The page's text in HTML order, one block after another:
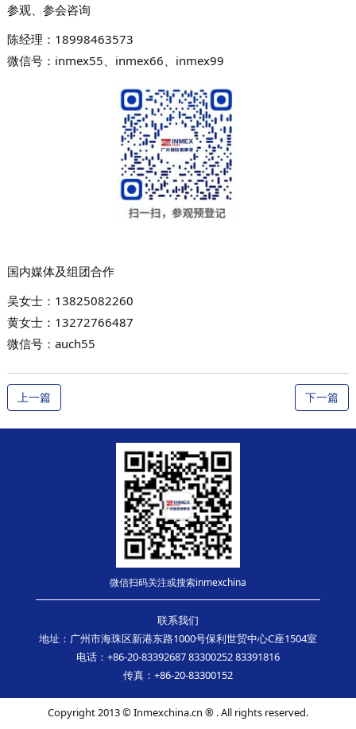
参观、参会咨询
陈经理： 18998463573
微信号： inmex55、 inmex66、inmex99
国内媒体及组团合作
吴女士： 13825082260
黄女士： 13272766487
微信号：auch55
上一篇 下一篇
微信扫码关注或搜索inmexchina
联系我们
地址：广州市海珠区新港东路1000号保利世贸中心C座1504室
电话：+86-20-83392687 83300252 83391816
传真：+86-20-83300152
Copyright 2013 © Inmexchina.cn ® . All rights reserved.